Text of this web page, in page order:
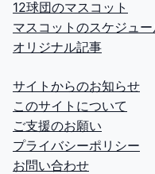
12球団のマスコット
マスコットのスケジュ
オリジナル記事
サイトからのお知らせ
このサイトについて
ご支援のお願い
プライバシーポリシー
お問い合わせ